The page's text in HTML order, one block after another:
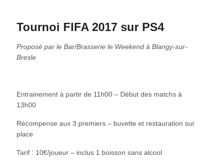
Tournoi FIFA 2017 sur PS4
Proposé par le Bar/Brasserie le Weekend à Blangy-sur-
Bresle
Entrainement à partir de 11h00 – Début des matchs à
13h00
Récompense aux 3 premiers – buvette et restauration sur
place
Tarif : 10€/joueur – inclus 1 boisson sans alcool